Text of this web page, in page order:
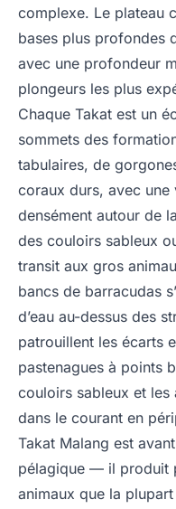
complexe. Le plateau
bases plus profondes
avec une profondeur
plongeurs les plus
Chaque Takat est un
sommets des
tabulaires, de
coraux durs, avec
densément autour de
des couloirs sableux
transit aux gros
bancs de barracudas
d’eau au-dessus des
patrouillent les écarts
pastenagues à points
couloirs sableux et les
dans le courant en
Takat Malang est
pélagique — il produit
animaux que la